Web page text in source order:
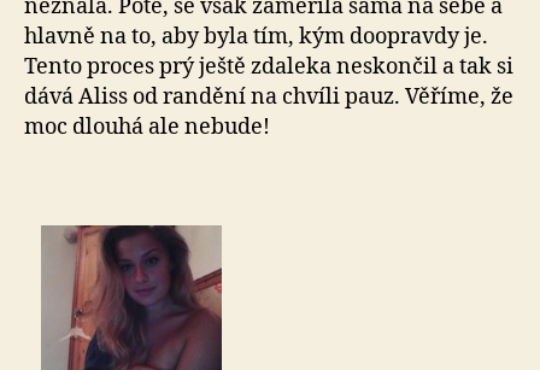
neznala. Poté, se však zaměřila sama na sebe a
hlavně na to, aby byla tím, kým doopravdy je.
Tento proces prý ještě zdaleka neskončil a tak si
dává Aliss od randění na chvíli pauz. Věříme, že
moc dlouhá ale nebude!